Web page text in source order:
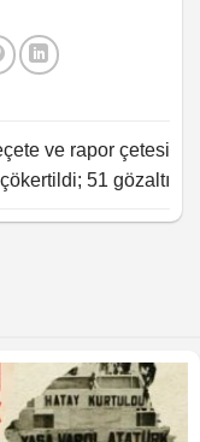
ve rapor çetesi
çökertildi; 51 gözaltı